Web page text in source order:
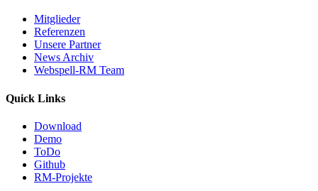
Mitglieder
Referenzen
Unsere Partner
News Archiv
Webspell-RM Team
Quick Links
Download
Demo
ToDo
Github
RM-Projekte